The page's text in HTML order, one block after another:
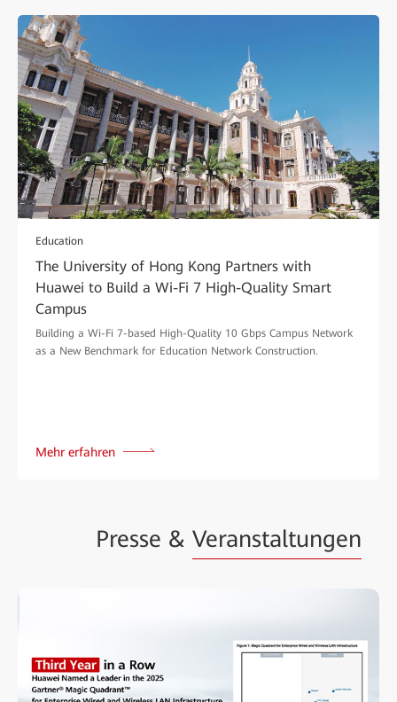
Education
The University of Hong Kong Partners with
Huawei to Build a Wi-Fi 7 High-Quality Smart
Campus
Building a Wi-Fi 7-based High-Quality 10 Gbps Campus Network
as a New Benchmark for Education Network Construction.
Mehr erfahren
Presse & Veranstaltungen